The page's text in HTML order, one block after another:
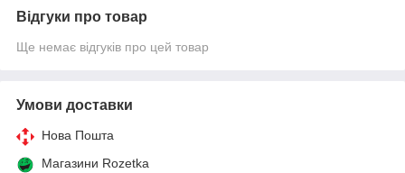
Відгуки про товар
Ще немає відгуків про цей товар
Умови доставки
Нова Пошта
Магазини Rozetka